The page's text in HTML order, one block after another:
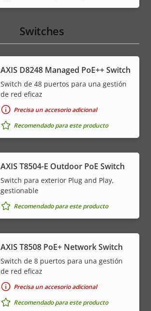
Switches
AXIS D8248 Managed PoE++ Switch
Switch de 48 puertos para una gestión
de red eficaz
Precisa un accesorio adicional
Recomendado para este producto
AXIS T8504-E Outdoor PoE Switch
Switch para exterior Plug and Play,
gestionable
Recomendado para este producto
AXIS T8508 PoE+ Network Switch
Switch de 8 puertos para una gestión
de red eficaz
Precisa un accesorio adicional
Recomendado para este producto